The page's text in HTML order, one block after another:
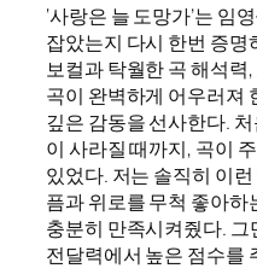
‘사랑은 늘 도망가’는 임
잡았는지 다시 한번 증명
보컬과 탁월한 곡 해석력
곡이 완벽하게 어우러져
깊은 감동을 선사한다.
이 사라질 때까지, 곡이
있었다. 저는 솔직히 이
픔과 위로를 무척 좋아하
충분히 만족시켜줬다.
전달력에서 높은 점수를